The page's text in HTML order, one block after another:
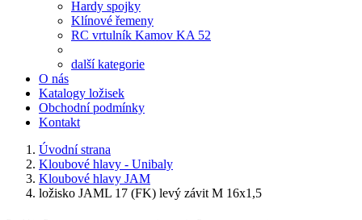
Hardy spojky
Klínové řemeny
RC vrtulník Kamov KA 52
další kategorie
O nás
Katalogy ložisek
Obchodní podmínky
Kontakt
Úvodní strana
Kloubové hlavy - Unibaly
Kloubové hlavy JAM
ložisko JAML 17 (FK) levý závit M 16x1,5